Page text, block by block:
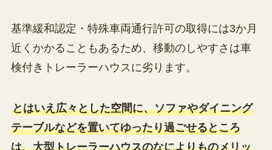
基準緩和認定・特殊車両通行許可の取得には3か月
近くかかることもあるため、移動のしやすさは車
検付きトレーラーハウスに劣ります。
とはいえ広々とした空間に、ソファやダイニング
テーブルなどを置いてゆったり過ごせるところ
は、大型トレーラーハウスのなによりものメリッ